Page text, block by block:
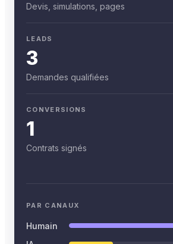
Devis, simulations, pages
LEADS
3
Demandes qualifiées
CONVERSIONS
1
Contrats signés
PAR CANAUX
Humain